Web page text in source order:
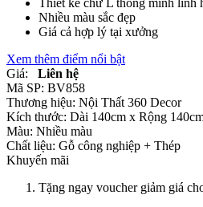
Thiết kế chữ L thông minh linh
Nhiều màu sắc đẹp
Giá cả hợp lý tại xưởng
Xem thêm điểm nổi bật
Giá:
Liên hệ
Mã SP: BV858
Thương hiệu: Nội Thất 360 Decor
Kích thước: Dài 140cm x Rộng
Màu: Nhiều màu
Chất liệu: Gỗ công nghiệp + Thép
Khuyến mãi
Tặng ngay voucher giảm giá